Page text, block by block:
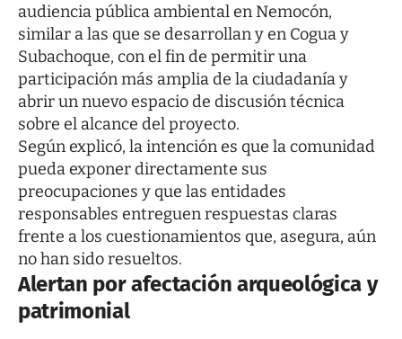
audiencia pública ambiental en Nemocón,
similar a las que se desarrollan y en Cogua y
Subachoque, con el fin de permitir una
participación más amplia de la ciudadanía y
abrir un nuevo espacio de discusión técnica
sobre el alcance del proyecto.
Según explicó, la intención es que la comunidad
pueda exponer directamente sus
preocupaciones y que las entidades
responsables entreguen respuestas claras
frente a los cuestionamientos que, asegura, aún
no han sido resueltos.
Alertan por afectación arqueológica y
patrimonial